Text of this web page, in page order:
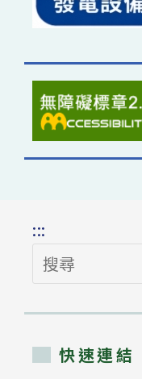
:::
搜
尋
快速連結